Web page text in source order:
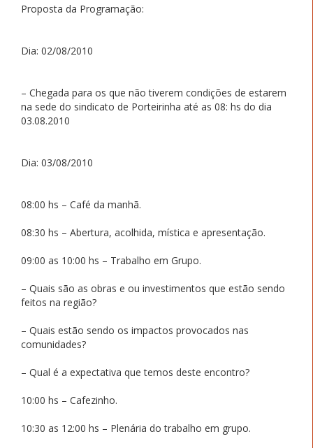
Proposta da Programação:
Dia: 02/08/2010
– Chegada para os que não tiverem condições de estarem
na sede do sindicato de Porteirinha até as 08: hs do dia
03.08.2010
Dia: 03/08/2010
08:00 hs – Café da manhã.
08:30 hs – Abertura, acolhida, mística e apresentação.
09:00 as 10:00 hs – Trabalho em Grupo.
– Quais são as obras e ou investimentos que estão sendo
feitos na região?
– Quais estão sendo os impactos provocados nas
comunidades?
– Qual é a expectativa que temos deste encontro?
10:00 hs – Cafezinho.
10:30 as 12:00 hs – Plenária do trabalho em grupo.